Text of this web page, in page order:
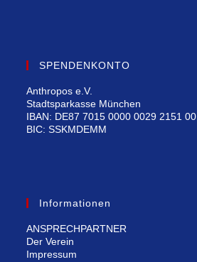
SPENDENKONTO
Anthropos e.V.
Stadtsparkasse München
IBAN: DE87 7015 0000 0029 2151 00
BIC: SSKMDEMM
Informationen
ANSPRECHPARTNER
Der Verein
Impressum